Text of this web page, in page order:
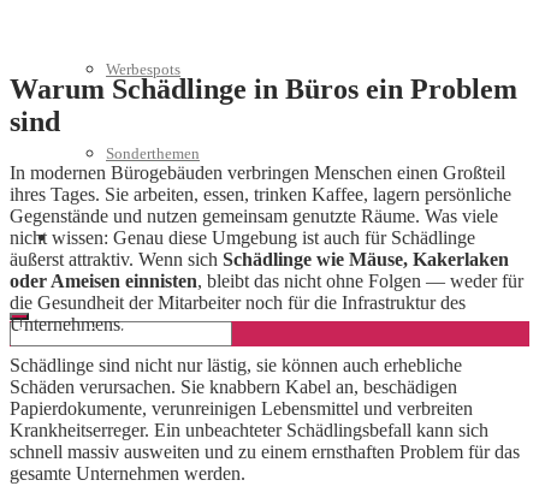
Werbespots
Sonderthemen
Geschäftskonto eröffnen
Warum Schädlinge in Büros ein Problem
sind
In modernen Bürogebäuden verbringen Menschen einen Großteil
ihres Tages. Sie arbeiten, essen, trinken Kaffee, lagern persönliche
Gegenstände und nutzen gemeinsam genutzte Räume. Was viele
nicht wissen: Genau diese Umgebung ist auch für Schädlinge
äußerst attraktiv. Wenn sich Schädlinge wie Mäuse, Kakerlaken
oder Ameisen einnisten, bleibt das nicht ohne Folgen — weder für
die Gesundheit der Mitarbeiter noch für die Infrastruktur des
Unternehmens.
Schädlinge sind nicht nur lästig, sie können auch erhebliche
Schäden verursachen. Sie knabbern Kabel an, beschädigen
Papierdokumente, verunreinigen Lebensmittel und verbreiten
Krankheitserreger. Ein unbeachteter Schädlingsbefall kann sich
schnell massiv ausweiten und zu einem ernsthaften Problem für das
gesamte Unternehmen werden.